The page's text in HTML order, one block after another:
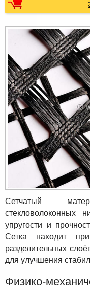
Сетчатый
стекловолоконных
упругости и
Сетка находит
разделительных
для улучшения
Физико-